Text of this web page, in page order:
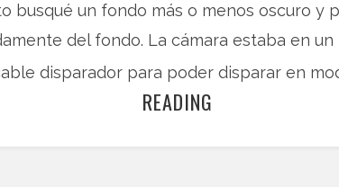
busqué un fondo más o menos oscuro y
del fondo. La cámara estaba en
disparador para poder disparar en
READING